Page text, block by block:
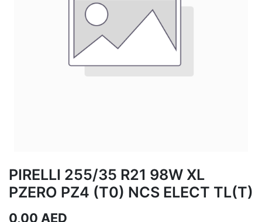
PIRELLI 255/35 R21 98W XL
PZERO PZ4 (T0) NCS ELECT TL(T)
0,00 AED